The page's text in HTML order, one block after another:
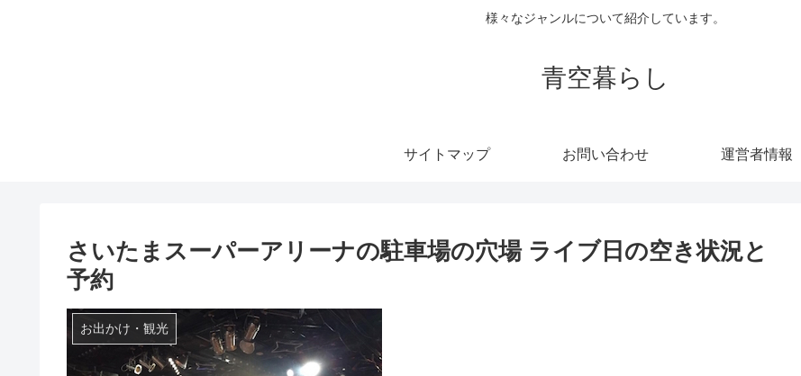
様々なジャンルについて紹介しています。
青空暮らし
サイトマップ お問い合わせ 運営者情報
さいたまスーパーアリーナの駐車場の穴場 ライブ日の空き状況と
予約
お出かけ・観光